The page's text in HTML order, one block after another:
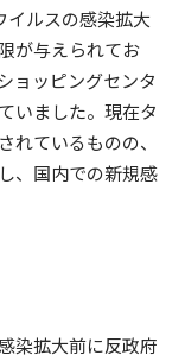
イルスの感染拡大
が与えられてお
ョッピングセンタ
いました。現在タ
ているものの、
、国内での新規感
染拡大前に反政府